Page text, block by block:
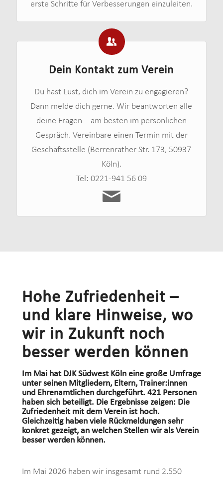
erste Schritte für Verbesserungen einzuleiten.
Dein Kontakt zum Verein
Du hast Lust, dich im Verein zu engagieren?
Dann melde dich gerne. Wir beantworten alle
deine Fragen – am besten im persönlichen
Gespräch. Vereinbare einen Termin mit der
Geschäftsstelle (Berrenrather Str. 173, 50937
Köln).
Tel: 0221-941 56 09
Hohe Zufriedenheit –
und klare Hinweise, wo
wir in Zukunft noch
besser werden können
Im Mai hat DJK Südwest Köln eine große Umfrage
unter seinen Mitgliedern, Eltern, Trainer:innen
und Ehrenamtlichen durchgeführt. 421 Personen
haben sich beteiligt. Die Ergebnisse zeigen: Die
Zufriedenheit mit dem Verein ist hoch.
Gleichzeitig haben viele Rückmeldungen sehr
konkret gezeigt, an welchen Stellen wir als Verein
besser werden können.
Im Mai 2026 haben wir insgesamt rund 2.550